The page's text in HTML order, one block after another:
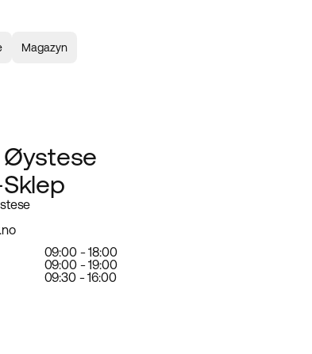
Magazyn
09:00 - 18:00
09:00 - 19:00
09:30 - 16:00